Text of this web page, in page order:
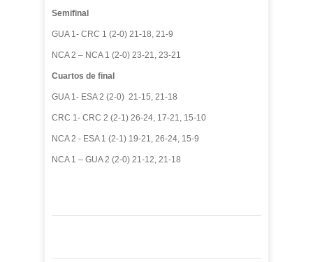
Semifinal
GUA 1- CRC 1 (2-0) 21-18, 21-9
NCA 2 – NCA 1 (2-0) 23-21, 23-21
Cuartos de final
GUA 1- ESA 2 (2-0) 21-15, 21-18
CRC 1- CRC 2 (2-1) 26-24, 17-21, 15-10
NCA 2 - ESA 1 (2-1) 19-21, 26-24, 15-9
NCA 1 – GUA 2 (2-0) 21-12, 21-18